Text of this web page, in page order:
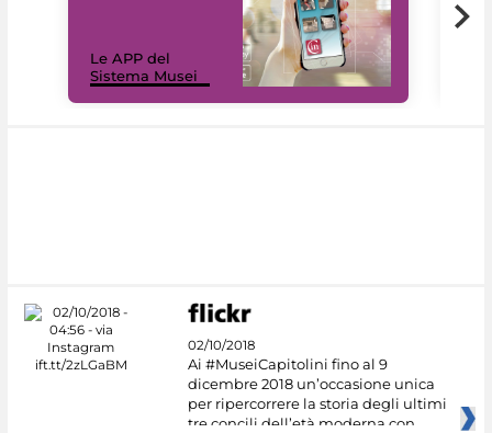
Le APP del
Sistema Musei
02/10/2018
Ai #MuseiCapitolini fino al 9
dicembre 2018 un’occasione unica
per ripercorrere la storia degli ultimi
tre concili dell’età moderna con